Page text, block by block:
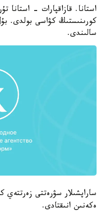
استانا. قازاقپارات - استانا
كورىنىستىڭ كۋاسى بولدى. بۇل
سالىندى.
ساراپشىلار سۋرەتتى
ەكەنىن انىقتادى.